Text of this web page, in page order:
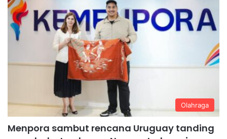
Olahraga
Menpora sambut rencana Uruguay tanding